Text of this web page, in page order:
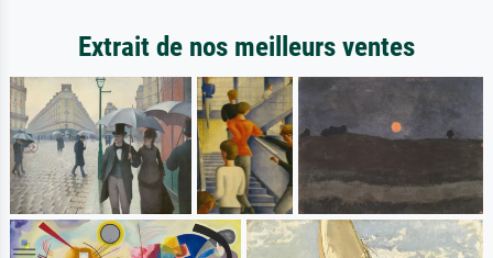
Extrait de nos meilleurs ventes